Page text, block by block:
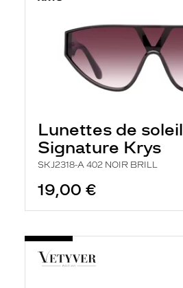
Lunettes de soleil
Signature Krys
SKJ2318-A 402 NOIR BRILL
19,00 €